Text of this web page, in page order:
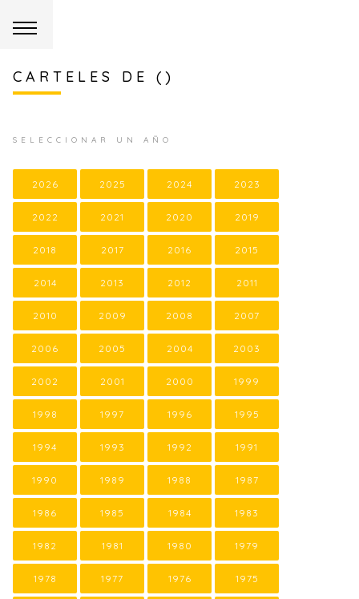
CARTELES DE ()
SELECCIONAR UN AÑO
2026 2025 2024 2023
2022 2021 2020 2019
2018 2017 2016 2015
2014 2013 2012 2011
2010 2009 2008 2007
2006 2005 2004 2003
2002 2001 2000 1999
1998 1997 1996 1995
1994 1993 1992 1991
1990 1989 1988 1987
1986 1985 1984 1983
1982 1981 1980 1979
1978 1977 1976 1975